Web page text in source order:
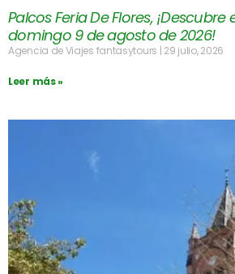
Palcos Feria De Flores,
domingo 9 de agosto de 2026!
Agencia de Viajes fantasytours 29 julio, 2026
Leer más »